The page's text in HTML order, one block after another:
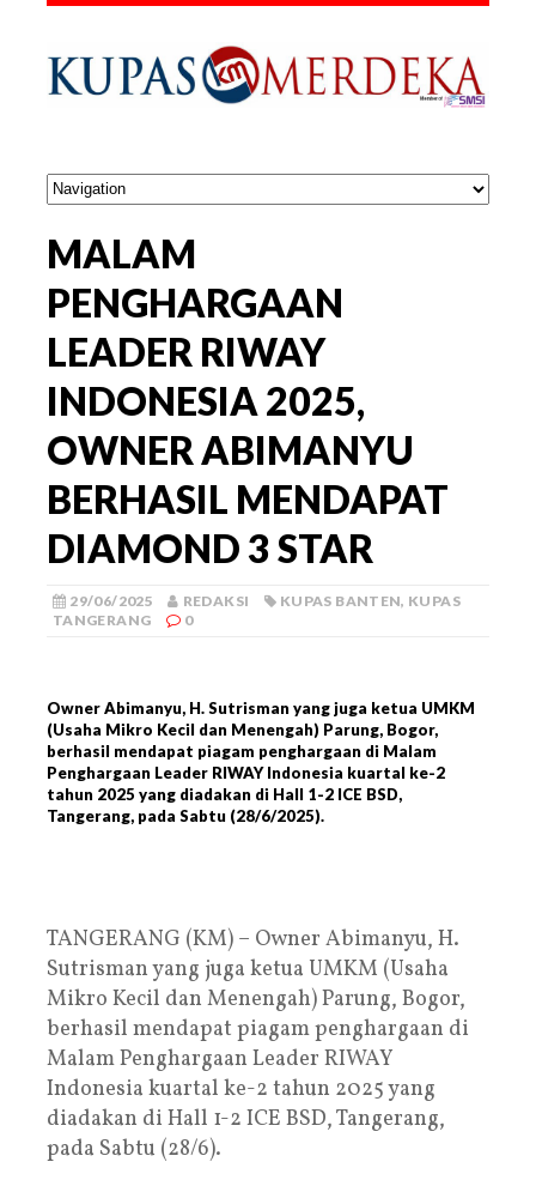
MALAM
PENGHARGAAN
LEADER RIWAY
INDONESIA 2025,
OWNER ABIMANYU
BERHASIL MENDAPAT
DIAMOND 3 STAR
29/06/2025 REDAKSI KUPAS BANTEN, KUPAS
TANGERANG
0
Owner Abimanyu, H. Sutrisman yang juga ketua UMKM
(Usaha Mikro Kecil dan Menengah) Parung, Bogor,
berhasil mendapat piagam penghargaan di Malam
Penghargaan Leader RIWAY Indonesia kuartal ke-2
tahun 2025 yang diadakan di Hall 1-2 ICE BSD,
Tangerang, pada Sabtu (28/6/2025).
TANGERANG (KM) – Owner Abimanyu, H.
Sutrisman yang juga ketua UMKM (Usaha
Mikro Kecil dan Menengah) Parung, Bogor,
berhasil mendapat piagam penghargaan di
Malam Penghargaan Leader RIWAY
Indonesia kuartal ke-2 tahun 2025 yang
diadakan di Hall 1-2 ICE BSD, Tangerang,
pada Sabtu (28/6).